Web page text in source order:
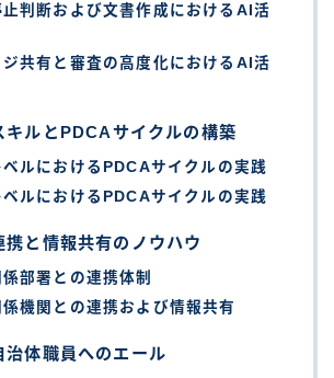
判断および文書作成におけるAI活
ジ共有と審査の高度化におけるAI活
キルとPDCAサイクルの構築
ルにおけるPDCAサイクルの実践
ルにおけるPDCAサイクルの実践
携と情報共有のノウハウ
部署との連携体制
機関との連携および情報共有
治体職員へのエール